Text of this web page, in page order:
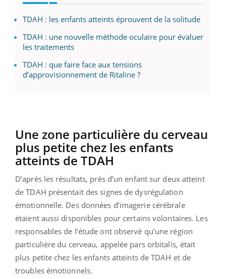
TDAH : les enfants atteints éprouvent de la solitude
TDAH : une nouvelle méthode oculaire pour évaluer
les traitements
TDAH : que faire face aux tensions
d’approvisionnement de Ritaline ?
Une zone particulière du cerveau
plus petite chez les enfants
atteints de TDAH
D’après les résultats, près d’un enfant sur deux atteint
de TDAH présentait des signes de dysrégulation
émotionnelle. Des données d’imagerie cérébrale
étaient aussi disponibles pour certains volontaires. Les
responsables de l’étude ont observé qu’une région
particulière du cerveau, appelée pars orbitalis, était
plus petite chez les enfants atteints de TDAH et de
troubles émotionnels.